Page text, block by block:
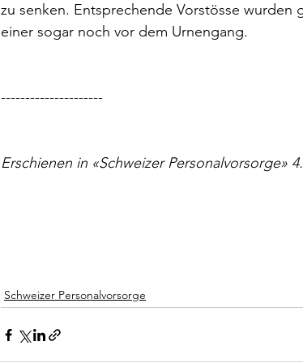
zu senken. Entsprechende Vorstösse
einer sogar noch vor dem Urnengang.
---------------------
Erschienen in «Schweizer Personalvorsorge»
Schweizer Personalvorsorge